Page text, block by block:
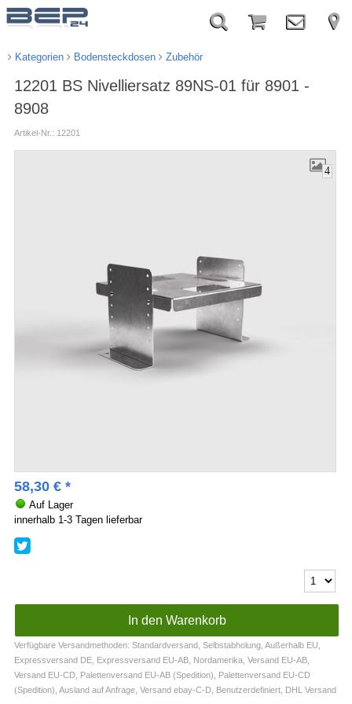
Kategorien Bodensteckdosen Zubehör
12201 BS Nivelliersatz 89NS-01 für 8901 -
8908
Artikel-Nr.: 12201
4
58,30 €*
Auf Lager
innerhalb 1-3 Tagen lieferbar
Verfügbare Versandmethoden: Standardversand, Selbstabholung, Außerhalb EU,
Expressversand DE, Expressversand EU-AB, Nordamerika, Versand EU-AB,
Versand EU-CD, Palettenversand EU-AB (Spedition), Palettenversand EU-CD
(Spedition), Ausland auf Anfrage, Versand ebay-C-D, Benutzerdefiniert, DHL Versand